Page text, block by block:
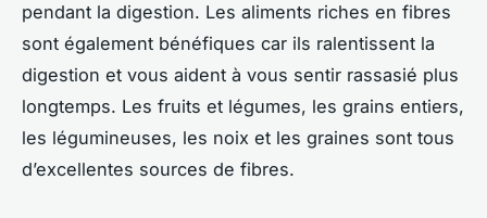
pendant la digestion. Les aliments riches en fibres
sont également bénéfiques car ils ralentissent la
digestion et vous aident à vous sentir rassasié plus
longtemps. Les fruits et légumes, les grains entiers,
les légumineuses, les noix et les graines sont tous
d’excellentes sources de fibres.